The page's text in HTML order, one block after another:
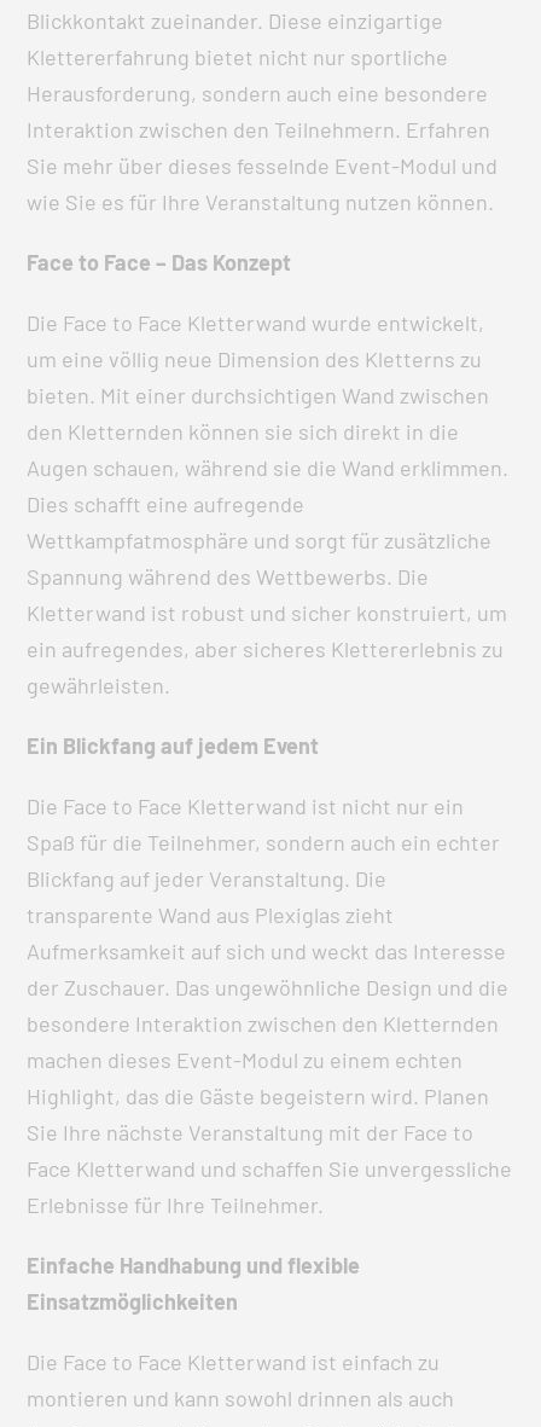
Blickkontakt zueinander. Diese einzigartige
Klettererfahrung bietet nicht nur sportliche
Herausforderung, sondern auch eine besondere
Interaktion zwischen den Teilnehmern. Erfahren
Sie mehr über dieses fesselnde Event-Modul und
wie Sie es für Ihre Veranstaltung nutzen können.
Face to Face – Das Konzept
Die Face to Face Kletterwand wurde entwickelt,
um eine völlig neue Dimension des Kletterns zu
bieten. Mit einer durchsichtigen Wand zwischen
den Kletternden können sie sich direkt in die
Augen schauen, während sie die Wand erklimmen.
Dies schafft eine aufregende
Wettkampfatmosphäre und sorgt für zusätzliche
Spannung während des Wettbewerbs. Die
Kletterwand ist robust und sicher konstruiert, um
ein aufregendes, aber sicheres Klettererlebnis zu
gewährleisten.
Ein Blickfang auf jedem Event
Die Face to Face Kletterwand ist nicht nur ein
Spaß für die Teilnehmer, sondern auch ein echter
Blickfang auf jeder Veranstaltung. Die
transparente Wand aus Plexiglas zieht
Aufmerksamkeit auf sich und weckt das Interesse
der Zuschauer. Das ungewöhnliche Design und die
besondere Interaktion zwischen den Kletternden
machen dieses Event-Modul zu einem echten
Highlight, das die Gäste begeistern wird. Planen
Sie Ihre nächste Veranstaltung mit der Face to
Face Kletterwand und schaffen Sie unvergessliche
Erlebnisse für Ihre Teilnehmer.
Einfache Handhabung und flexible
Einsatzmöglichkeiten
Die Face to Face Kletterwand ist einfach zu
montieren und kann sowohl drinnen als auch